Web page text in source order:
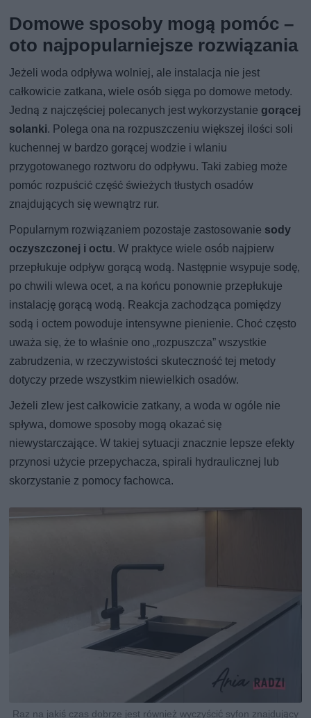
Domowe sposoby mogą pomóc –
oto najpopularniejsze rozwiązania
Jeżeli woda odpływa wolniej, ale instalacja nie jest
całkowicie zatkana, wiele osób sięga po domowe metody.
Jedną z najczęściej polecanych jest wykorzystanie gorącej
solanki. Polega ona na rozpuszczeniu większej ilości soli
kuchennej w bardzo gorącej wodzie i wlaniu
przygotowanego roztworu do odpływu. Taki zabieg może
pomóc rozpuścić część świeżych tłustych osadów
znajdujących się wewnątrz rur.
Popularnym rozwiązaniem pozostaje zastosowanie sody
oczyszczonej i octu. W praktyce wiele osób najpierw
przepłukuje odpływ gorącą wodą. Następnie wsypuje sodę,
po chwili wlewa ocet, a na końcu ponownie przepłukuje
instalację gorącą wodą. Reakcja zachodząca pomiędzy
sodą i octem powoduje intensywne pienienie. Choć często
uważa się, że to właśnie ono „rozpuszcza” wszystkie
zabrudzenia, w rzeczywistości skuteczność tej metody
dotyczy przede wszystkim niewielkich osadów.
Jeżeli zlew jest całkowicie zatkany, a woda w ogóle nie
spływa, domowe sposoby mogą okazać się
niewystarczające. W takiej sytuacji znacznie lepsze efekty
przynosi użycie przepychacza, spirali hydraulicznej lub
skorzystanie z pomocy fachowca.
Raz na jakiś czas dobrze jest również wyczyścić syfon znajdujący